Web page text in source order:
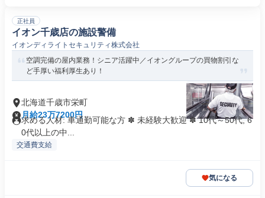
正社員
イオン千歳店の施設警備
イオンディライトセキュリティ株式会社
空調完備の屋内業務！シニア活躍中／イオングループの買物割引な
ど手厚い福利厚生あり！
北海道千歳市栄町
月給23万7200円
求める人材: 車通勤可能な方 ✽ 未経験大歓迎 ✽ 10代～50代, 6
0代以上の中...
交通費支給
気になる